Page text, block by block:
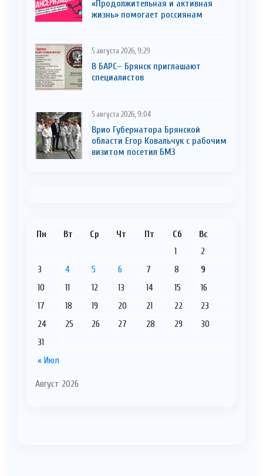
«Продолжительная и активная
жизнь» помогает россиянам
5 августа 2026, 9:29
В БАРС– Брянcк приглaшают
cпециaлистoв
5 августа 2026, 9:04
Врио Губернатора Брянской
области Егор Ковальчук с рабочим
визитом посетил БМЗ
Август 2026
Пн Вт Ср Чт Пт Сб Вс
« Июл
1
2
3
4 5 6 7 8
9
10
11 12 13 14 15
16
17
18 19 20 21 22
23
24
25 26 27 28 29
30
31